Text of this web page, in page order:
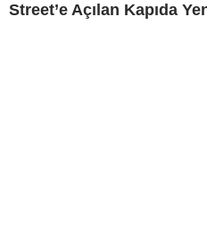
Street’e Açılan Kapıda